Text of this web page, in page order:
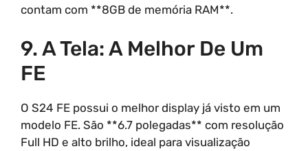
contam com **8GB de memória RAM**.
9. A Tela: A Melhor De Um
FE
O S24 FE possui o melhor display já visto em um
modelo FE. São **6.7 polegadas** com resolução
Full HD e alto brilho, ideal para visualização